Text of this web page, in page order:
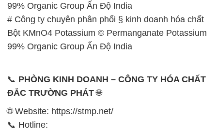
99% Organic Group Ấn Độ India
# Công ty chuyên phân phối § kinh doanh hóa chất
Bột KMnO4 Potassium © Permanganate Potassium
99% Organic Group Ấn Độ India
📞 PHÒNG KINH DOANH – CÔNG TY HÓA CHẤT
ĐẮC TRƯỜNG PHÁT🌐
🌐 Website: https://stmp.net/
📞 Hotline: